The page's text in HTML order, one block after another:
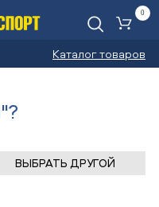
Каталог товаров
0
/Запчасти/
ВЫБРАТЬ ДРУГОЙ